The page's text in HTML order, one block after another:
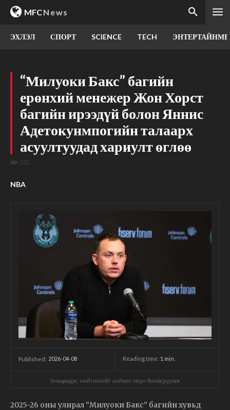
MFCNews
ЭХЛЭЛ СПОРТ SCIENCE TECH
“Милуоки Бакс” багийн
ерөнхий менежер Жон Хорст
багийн ирээдүй болон Яннис
Адетокунмпогийн талаарх
асуултуудад хариулт өглөө
222
NBA
Published: 2026-04-08 Reading time: 1 min.
Энэхүү мэдээ, нийтлэлийг хиймэл оюун боловсруулав.
2025-26 оны улирал “Милуоки Бакс” багийн хувьд